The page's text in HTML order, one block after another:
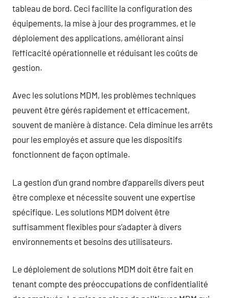
tableau de bord. Ceci facilite la configuration des
équipements, la mise à jour des programmes, et le
déploiement des applications, améliorant ainsi
l’efficacité opérationnelle et réduisant les coûts de
gestion.
Avec les solutions MDM, les problèmes techniques
peuvent être gérés rapidement et efficacement,
souvent de manière à distance. Cela diminue les arrêts
pour les employés et assure que les dispositifs
fonctionnent de façon optimale.
La gestion d’un grand nombre d’appareils divers peut
être complexe et nécessite souvent une expertise
spécifique. Les solutions MDM doivent être
suffisamment flexibles pour s’adapter à divers
environnements et besoins des utilisateurs.
Le déploiement de solutions MDM doit être fait en
tenant compte des préoccupations de confidentialité